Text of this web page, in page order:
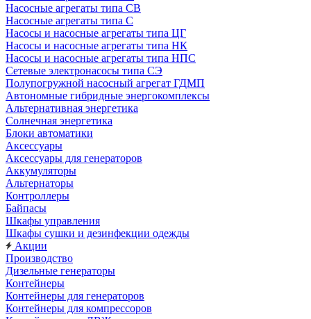
Насосные агрегаты типа СВ
Насосные агрегаты типа С
Насосы и насосные агрегаты типа ЦГ
Насосы и насосные агрегаты типа НК
Насосы и насосные агрегаты типа НПС
Сетевые электронасосы типа СЭ
Полупогружной насосный агрегат ГДМП
Автономные гибридные энергокомплексы
Альтернативная энергетика
Солнечная энергетика
Блоки автоматики
Аксессуары
Аксессуары для генераторов
Аккумуляторы
Альтернаторы
Контроллеры
Байпасы
Шкафы управления
Шкафы сушки и дезинфекции одежды
Акции
Производство
Дизельные генераторы
Контейнеры
Контейнеры для генераторов
Контейнеры для компрессоров